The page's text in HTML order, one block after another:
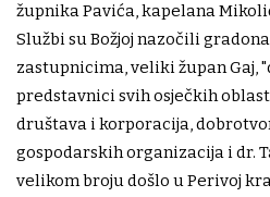
župnika Pavića, kapelana
Službi su Božjoj nazočili
zastupnicima, veliki župan
predstavnici svih osječkih
društava i korporacija,
gospodarskih organizacija i dr.
velikom broju došlo u Perivoj